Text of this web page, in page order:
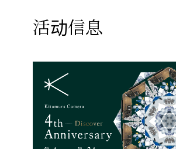
活动信息